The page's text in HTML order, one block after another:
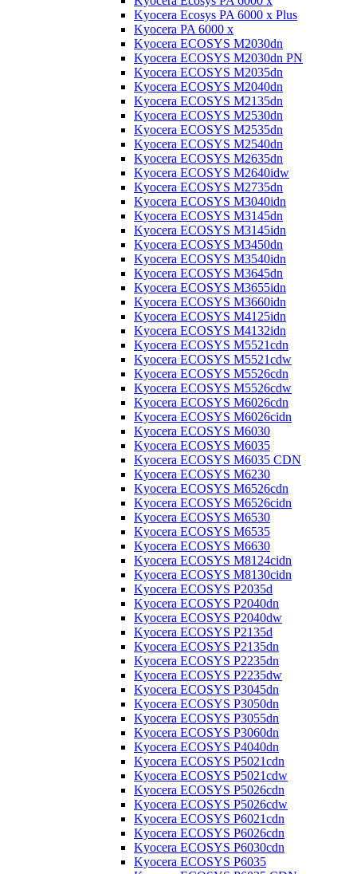
Kyocera Ecosys PA 6000 x Plus
Kyocera PA 6000 x
Kyocera ECOSYS M2030dn
Kyocera ECOSYS M2030dn PN
Kyocera ECOSYS M2035dn
Kyocera ECOSYS M2040dn
Kyocera ECOSYS M2135dn
Kyocera ECOSYS M2530dn
Kyocera ECOSYS M2535dn
Kyocera ECOSYS M2540dn
Kyocera ECOSYS M2635dn
Kyocera ECOSYS M2640idw
Kyocera ECOSYS M2735dn
Kyocera ECOSYS M3040idn
Kyocera ECOSYS M3145dn
Kyocera ECOSYS M3145idn
Kyocera ECOSYS M3450dn
Kyocera ECOSYS M3540idn
Kyocera ECOSYS M3645dn
Kyocera ECOSYS M3655idn
Kyocera ECOSYS M3660idn
Kyocera ECOSYS M4125idn
Kyocera ECOSYS M4132idn
Kyocera ECOSYS M5521cdn
Kyocera ECOSYS M5521cdw
Kyocera ECOSYS M5526cdn
Kyocera ECOSYS M5526cdw
Kyocera ECOSYS M6026cdn
Kyocera ECOSYS M6026cidn
Kyocera ECOSYS M6030
Kyocera ECOSYS M6035
Kyocera ECOSYS M6035 CDN
Kyocera ECOSYS M6230
Kyocera ECOSYS M6526cdn
Kyocera ECOSYS M6526cidn
Kyocera ECOSYS M6530
Kyocera ECOSYS M6535
Kyocera ECOSYS M6630
Kyocera ECOSYS M8124cidn
Kyocera ECOSYS M8130cidn
Kyocera ECOSYS P2035d
Kyocera ECOSYS P2040dn
Kyocera ECOSYS P2040dw
Kyocera ECOSYS P2135d
Kyocera ECOSYS P2135dn
Kyocera ECOSYS P2235dn
Kyocera ECOSYS P2235dw
Kyocera ECOSYS P3045dn
Kyocera ECOSYS P3050dn
Kyocera ECOSYS P3055dn
Kyocera ECOSYS P3060dn
Kyocera ECOSYS P4040dn
Kyocera ECOSYS P5021cdn
Kyocera ECOSYS P5021cdw
Kyocera ECOSYS P5026cdn
Kyocera ECOSYS P5026cdw
Kyocera ECOSYS P6021cdn
Kyocera ECOSYS P6026cdn
Kyocera ECOSYS P6030cdn
Kyocera ECOSYS P6035